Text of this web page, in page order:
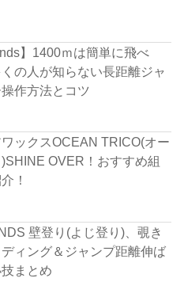
】1400ｍは簡単に飛べ
の人が知らない長距離ジャ
作方法とコツ
ックスOCEAN TRICO(オー
OVER！おすすめ組
！
壁登り(よじ登り)、覗き
ィング＆ジャンプ距離伸ば
まとめ